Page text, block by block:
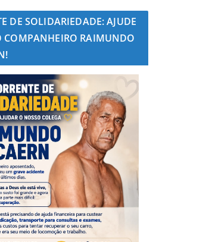
DE SOLIDARIEDADE: AJUDE
COMPANHEIRO RAIMUNDO